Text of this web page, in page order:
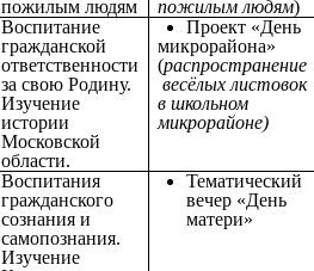
пожилым людям
пожилым людям)
Воспитание
гражданской
ответственности
за свою Родину.
Изучение
истории
Московской
области.
Проект «День
микрорайона»
(распространение
весёлых листовок
в школьном
микрорайоне)
Воспитания
гражданского
сознания и
самопознания.
Изучение
Тематический
вечер «День
матери»